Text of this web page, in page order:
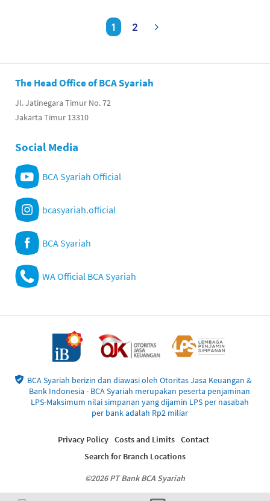
1 2
The Head Office of BCA Syariah
Jl. Jatinegara Timur No. 72
Jakarta Timur 13310
Social Media
BCA Syariah Official
bcasyariah.official
BCA Syariah
WA Official BCA Syariah
BCA Syariah berizin dan diawasi oleh Otoritas Jasa Keuangan &
Bank Indonesia - BCA Syariah merupakan peserta penjaminan
LPS-Maksimum nilai simpanan yang dijamin LPS per nasabah
per bank adalah Rp2 miliar
©2026 PT Bank BCA Syariah
Privacy Policy Costs and Limits Contact
Search for Branch Locations